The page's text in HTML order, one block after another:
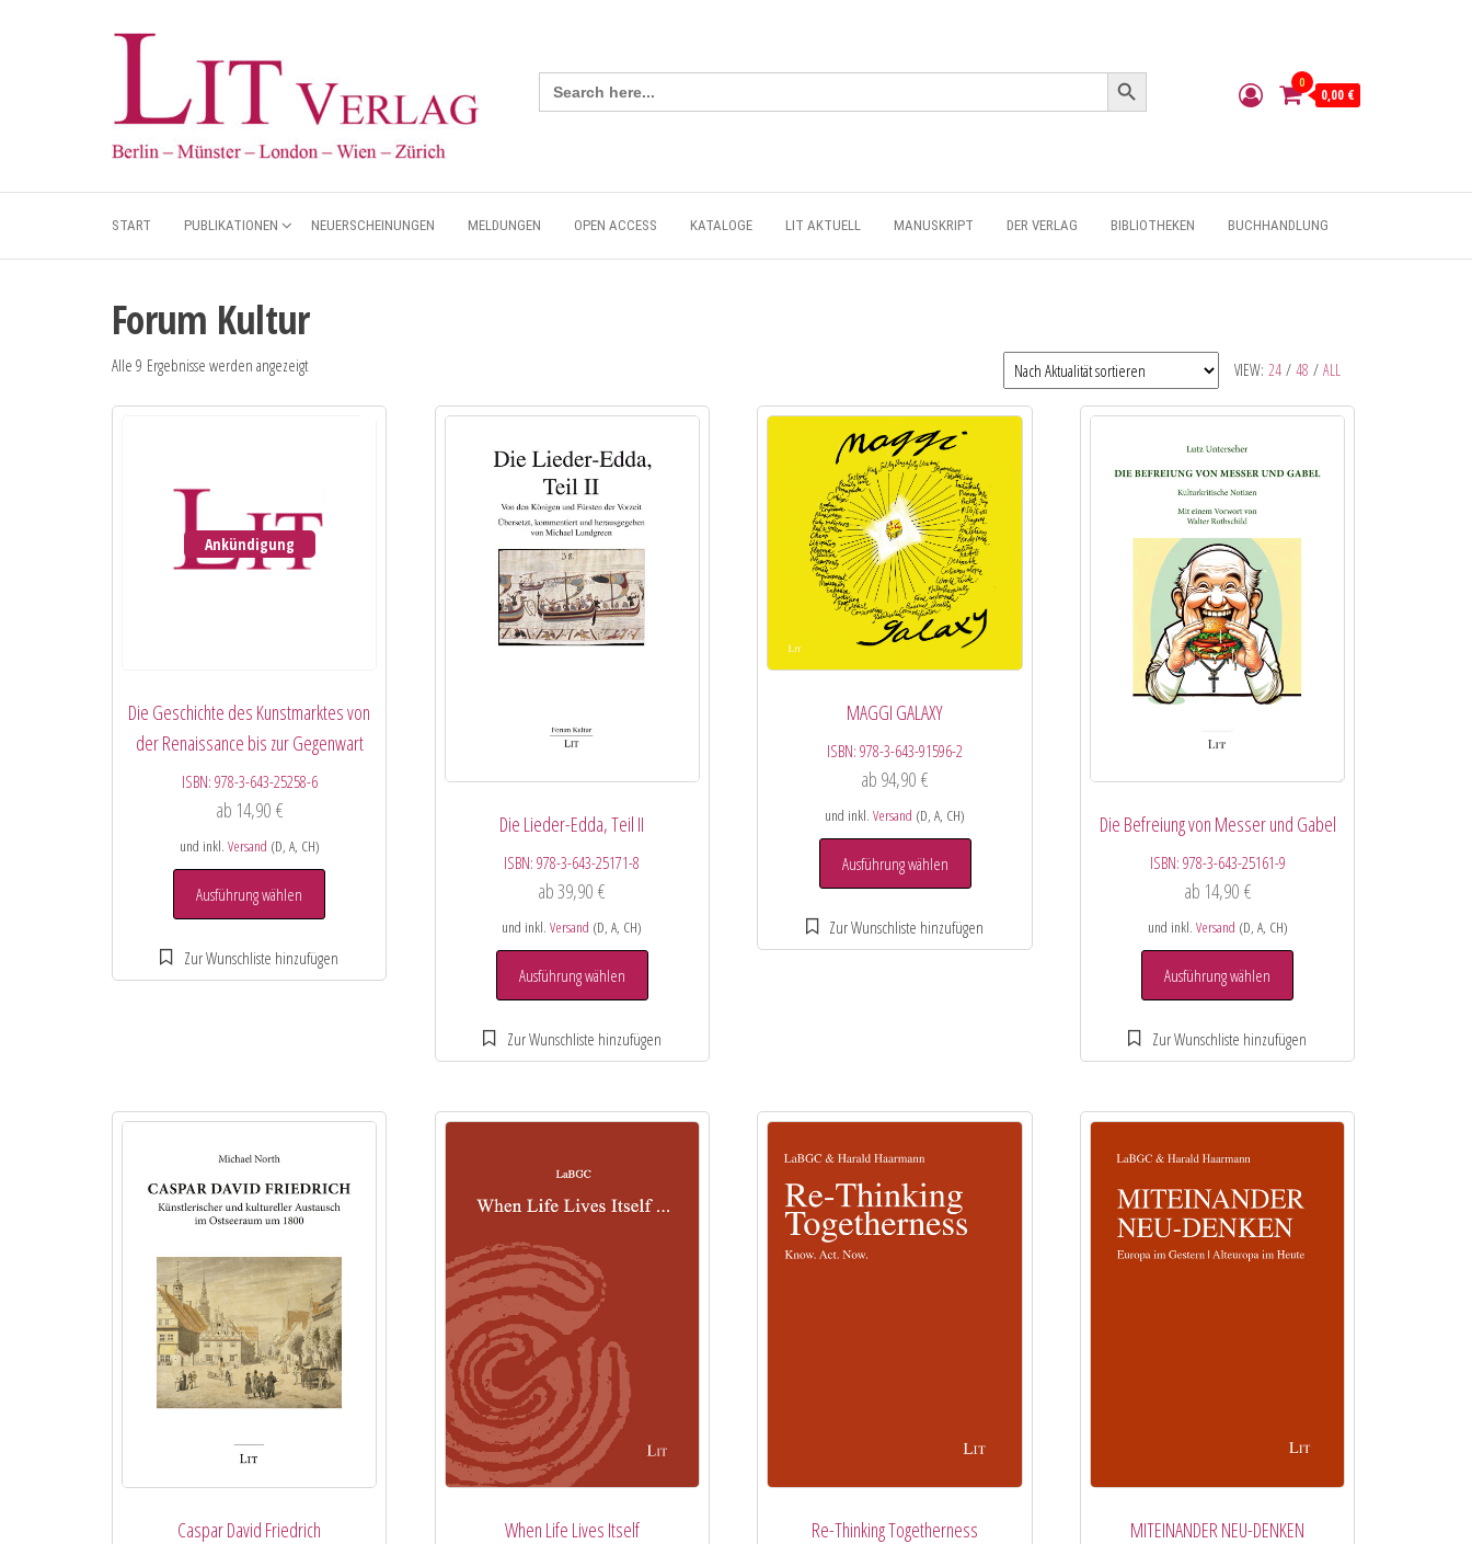
Search
for:
Search Button
0
0,00 €
START PUBLIKATIONEN NEUERSCHEINUNGEN MELDUNGEN OPEN ACCESS KATALOGE LIT AKTUELL MANUSKRIPT DER VERLAG BIBLIOTHEKEN BUCHHANDLUNG
Forum Kultur
VIEW: 24 / 48 / ALL
Alle 9 Ergebnisse werden angezeigt
Ankündigung
Die Geschichte des Kunstmarktes von
der Renaissance bis zur Gegenwart
ISBN: 978-3-643-25258-6
ab 14,90 €
und inkl. Versand (D, A, CH)
Ausführung wählen
Die Lieder-Edda, Teil II
ISBN:978-3-643-25171-8
ab39,90€
und inkl.Versand (D, A, CH)
Ausführung wählen
MAGGI GALAXY
ISBN:978-3-643-91596-2
ab 94,90€
und inkl.Versand (D, A, CH)
Ausführung wählen
Die Befreiung von Messer und Gabel
ISBN: 978-3-643-25161-9
ab 14,90 €
und inkl. Versand (D, A, CH)
Ausführung wählen
Caspar David Friedrich When Life Lives Itself Re-Thinking Togetherness MITEINANDER NEU-DENKEN